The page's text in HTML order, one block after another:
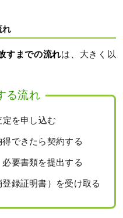
れ
すまでの流れは、大きく以
る流れ
を申し込む
できたら契約する
要書類を提出する
録証明書）を受け取る